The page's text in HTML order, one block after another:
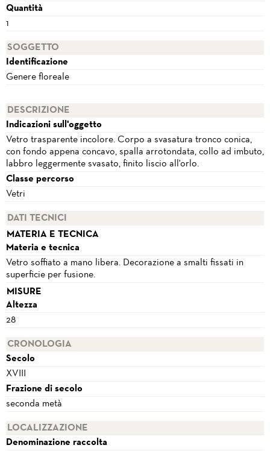
Quantità
1
SOGGETTO
Identificazione
Genere floreale
DESCRIZIONE
Indicazioni sull'oggetto
Vetro trasparente incolore. Corpo a svasatura tronco conica,
con fondo appena concavo, spalla arrotondata, collo ad imbuto,
labbro leggermente svasato, finito liscio all'orlo.
Classe percorso
Vetri
DATI TECNICI
MATERIA E TECNICA
Materia e tecnica
Vetro soffiato a mano libera. Decorazione a smalti fissati in
superficie per fusione.
MISURE
Altezza
28
CRONOLOGIA
Secolo
XVIII
Frazione di secolo
seconda metà
LOCALIZZAZIONE
Denominazione raccolta